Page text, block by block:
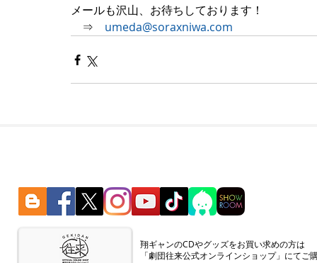
メールも沢山、お待ちしております！
⇒ umeda@soraxniwa.com
​翔ギャンのCDやグッズをお買い求めの方は
「劇団往来公式オンラインショップ」にてご